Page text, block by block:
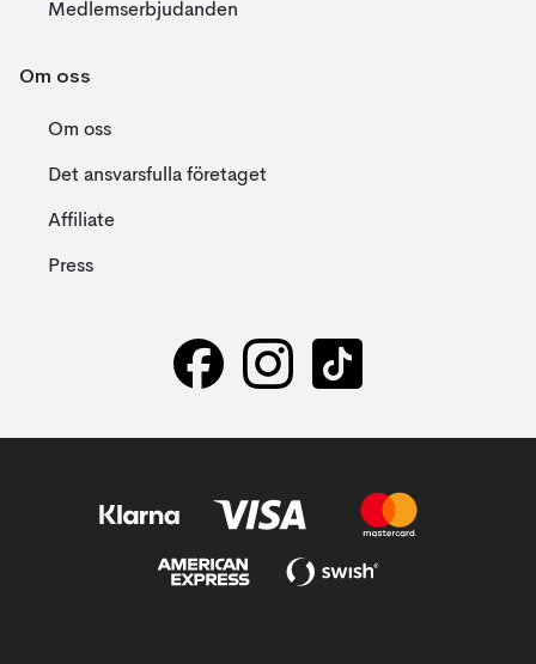
Medlemserbjudanden
Om oss
Om oss
Det ansvarsfulla företaget
Affiliate
Press